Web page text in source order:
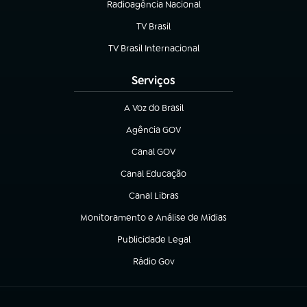
Radioagência Nacional
(abre em nova aba)
TV Brasil
(abre em nova aba)
TV Brasil Internacional
(abre em nova aba)
Serviços
A Voz do Brasil
(abre em nova aba)
Agência GOV
(abre em nova aba)
Canal GOV
(abre em nova aba)
Canal Educação
(abre em nova aba)
Canal Libras
(abre em nova aba)
Monitoramento e Análise de Mídias
(abre em nova aba)
Publicidade Legal
(abre em nova aba)
Rádio Gov
(abre em nova aba)